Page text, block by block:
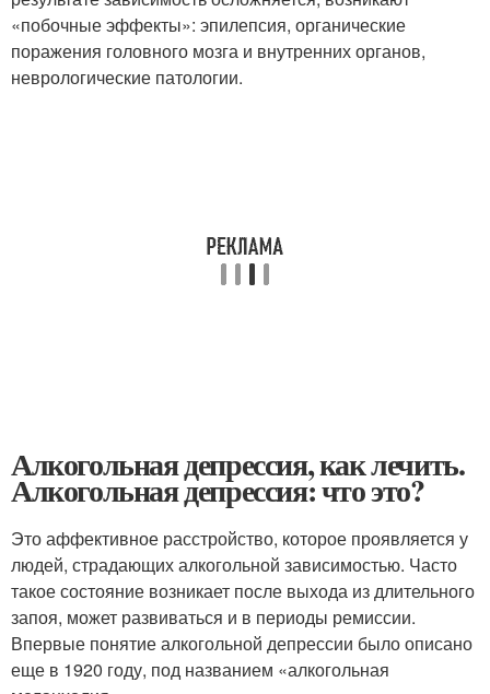
«побочные эффекты»: эпилепсия, органические
поражения головного мозга и внутренних органов,
неврологические патологии.
Алкогольная депрессия, как лечить.
Алкогольная депрессия: что это?
Это аффективное расстройство, которое проявляется у
людей, страдающих алкогольной зависимостью. Часто
такое состояние возникает после выхода из длительного
запоя, может развиваться и в периоды ремиссии.
Впервые понятие алкогольной депрессии было описано
еще в 1920 году, под названием «алкогольная